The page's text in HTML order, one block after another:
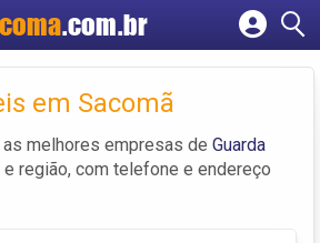
.com.br
Cadastrar empresa
Criar conta
em Sacomã
melhores empresas de Guarda
e região, com telefone e endereço